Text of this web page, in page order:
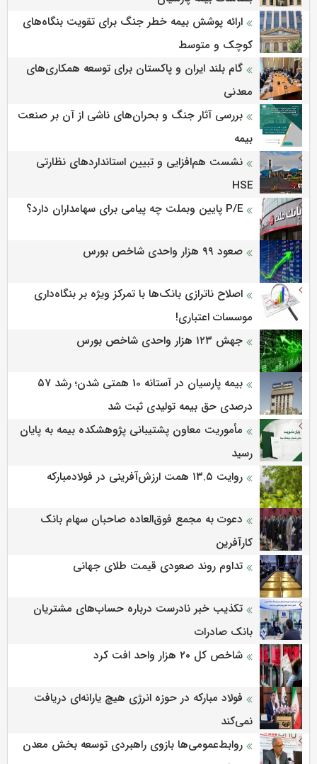
ارائه پوشش بیمه خطر جنگ برای تقویت بنگاه‌های
کوچک و متوسط
گام بلند ایران و پاکستان برای توسعه همکاری‌های
معدنی
بررسی آثار جنگ و بحران‌های ناشی از آن بر صنعت
بیمه
نشست هم‌افزایی و تبیین استانداردهای نظارتی
HSE
P/E پایین وبملت چه پیامی برای سهامداران دارد؟
صعود ۹۹ هزار واحدی شاخص بورس
اصلاح ناترازی بانک‌ها با تمرکز ویژه بر بنگاه‌داری
موسسات اعتباری!
جهش ۱۲۳ هزار واحدی شاخص بورس
بیمه پارسیان در آستانه 10 همتی شدن؛ رشد ۵۷
درصدی حق بیمه تولیدی ثبت شد
مأموریت معاون پشتیبانی پژوهشكده بیمه به پایان
رسید
روایت ۱۳.۵ همت ارزش‌آفرینی در فولادمبارکه
دعوت به مجمع فوق‌العاده صاحبان سهام بانک
کارآفرین
تداوم روند صعودی قیمت طلای جهانی
تکذیب خبر نادرست درباره حساب‌های مشتریان
بانک صادرات
شاخص کل ۲۰ هزار واحد افت کرد
فولاد مبارکه در حوزه انرژی هیچ یارانه‌ای دریافت
نمی‌کند
روابط‌‌عمومی‌ها بازوی راهبردی توسعه بخش معدن